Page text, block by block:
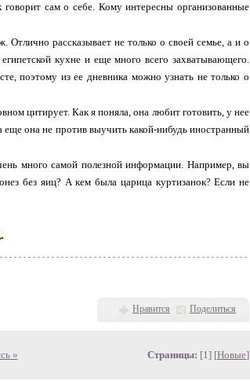
сам о себе. Кому интересны организованные
рассказывает не только о своей семье, а и о
кухне и еще много всего захватывающего.
поэтому из ее дневника можно узнать не только о
цитирует. Как я поняла, она любит готовить, у нее
еще она не против выучить какой-нибудь иностранный
много самой полезной информации. Например, вы
без яиц? А кем была царица куртизанок? Если не
Нравится Поделиться
» Страницы: [1] [Новые]